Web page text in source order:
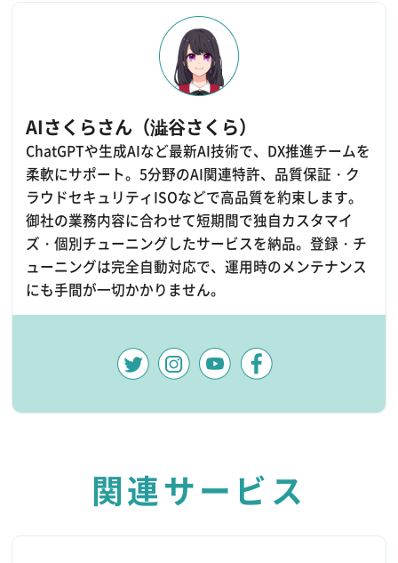
AIさくらさん（澁谷さくら）
ChatGPTや生成AIなど最新AI技術で、DX推進チームを
柔軟にサポート。5分野のAI関連特許、品質保証・ク
ラウドセキュリティISOなどで高品質を約束します。
御社の業務内容に合わせて短期間で独自カスタマイ
ズ・個別チューニングしたサービスを納品。登録・チ
ューニングは完全自動対応で、運用時のメンテナンス
にも手間が一切かかりません。
関連サービス